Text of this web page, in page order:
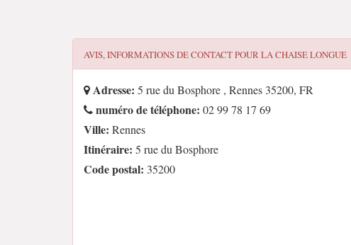
AVIS, INFORMATIONS DE CONTACT POURLA CHAISE LONGUE
Adresse: 5 rue du Bosphore , Rennes 35200, FR
numéro de téléphone: 02 99 78 17 69
Ville: Rennes
Itinéraire: 5 rue du Bosphore
Code postal: 35200